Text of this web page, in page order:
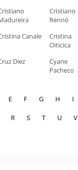
Cristiano
Rennó
Canale
Cristina
Oiticica
Diez
Cyane
Pacheco
E F G H I
R S T U V